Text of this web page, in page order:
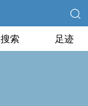
搜索 足迹